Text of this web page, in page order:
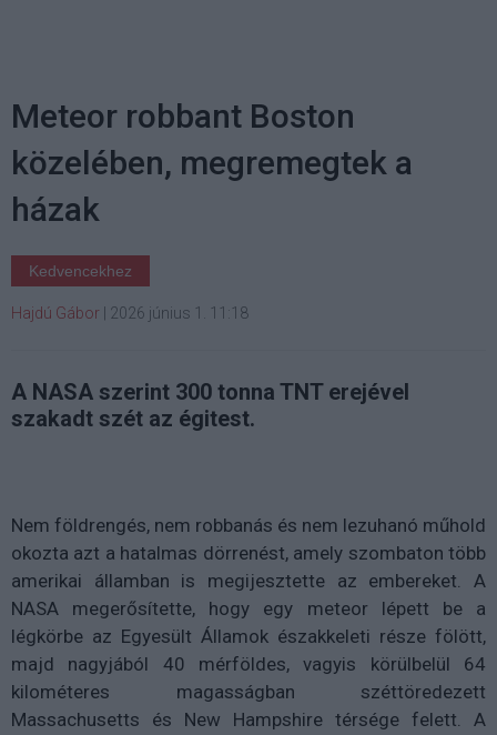
Meteor robbant Boston
közelében, megremegtek a
házak
Kedvencekhez
Hajdú Gábor 2026 június 1. 11:18
A NASA szerint 300 tonna TNT erejével
szakadt szét az égitest.
Nem földrengés, nem robbanás és nem lezuhanó műhold
okozta azt a hatalmas dörrenést, amely szombaton több
amerikai államban is megijesztette az embereket. A
NASA megerősítette, hogy egy meteor lépett be a
légkörbe az Egyesült Államok északkeleti része fölött,
majd nagyjából 40 mérföldes, vagyis körülbelül 64
kilométeres magasságban széttöredezett
Massachusetts és New Hampshire térsége felett. A